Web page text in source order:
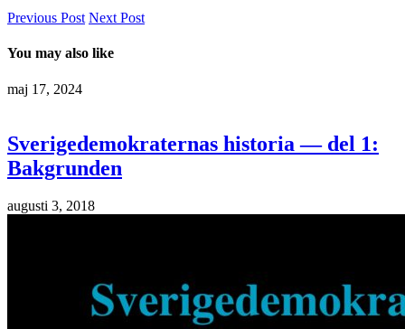
Previous Post Next Post
You may also like
maj 17, 2024
Sverigedemokraternas historia — del 1:
Bakgrunden
augusti 3, 2018